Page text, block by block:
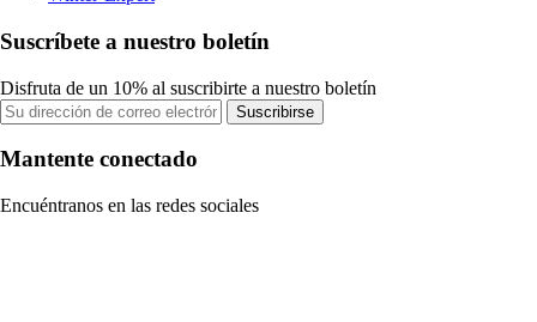
Suscríbete a nuestro boletín
Disfruta de un 10% al suscribirte a nuestro boletín
Suscribirse
Mantente conectado
Encuéntranos en las redes sociales